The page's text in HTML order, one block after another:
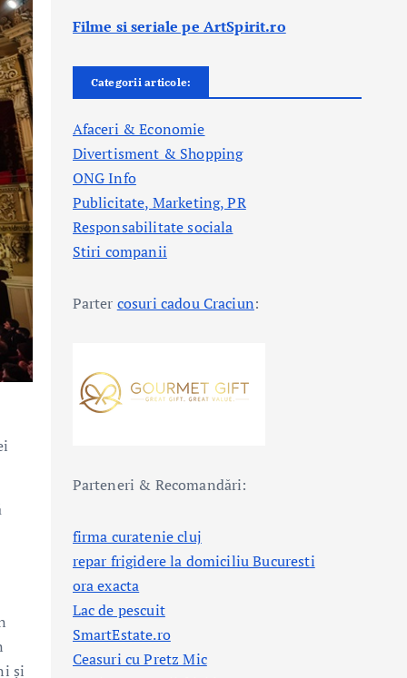
și
Filme si seriale pe ArtSpirit.ro
Categorii articole:
Afaceri & Economie
Divertisment & Shopping
ONG Info
Publicitate, Marketing, PR
Responsabilitate sociala
Stiri companii
Parter cosuri cadou Craciun:
Parteneri & Recomandări:
firma curatenie cluj
repar frigidere la domiciliu Bucuresti
ora exacta
Lac de pescuit
SmartEstate.ro
Ceasuri cu Pretz Mic